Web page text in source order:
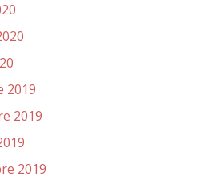
2019
2019
2019